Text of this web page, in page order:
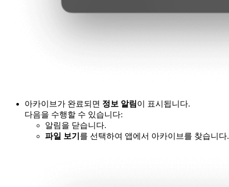
아카이브가 완료되면 정보 알림이 표시됩니다.
다음을 수행할 수 있습니다:
알림을 닫습니다.
파일 보기 를 선택하여 앱에서 아카이브를 찾습니다.